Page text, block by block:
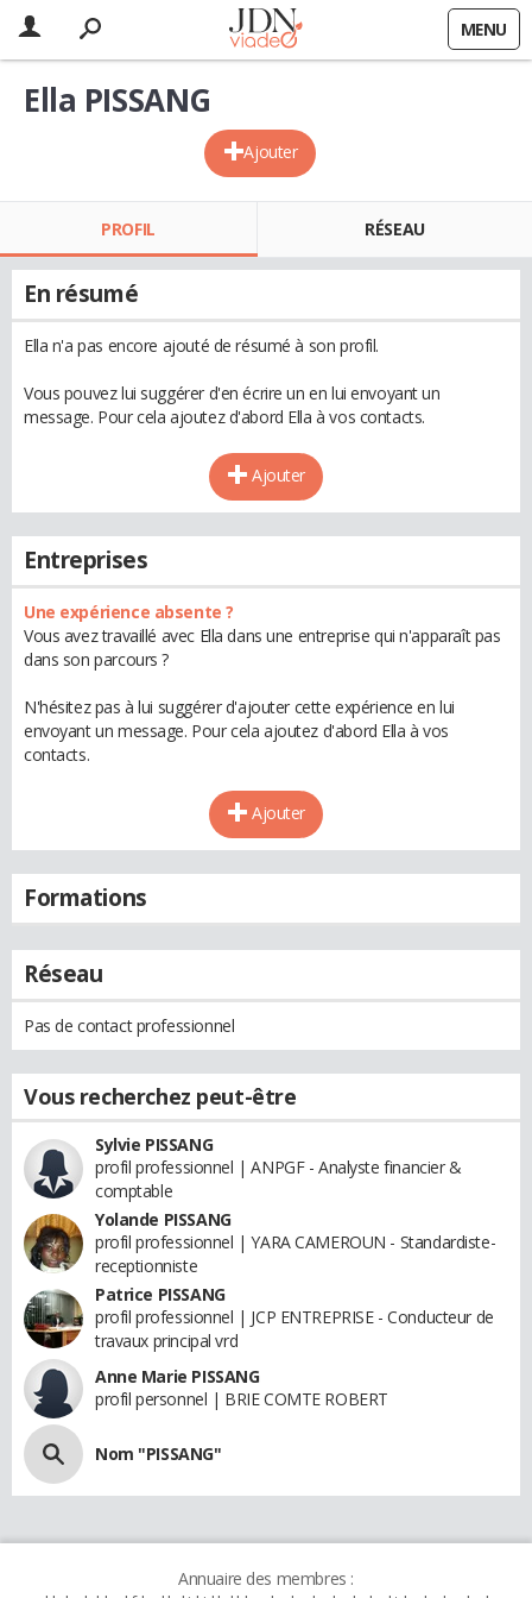
MENU
Ajouter
Ella PISSANG
PROFIL RÉSEAU
En résumé
Ella n'a pas encore ajouté de résumé à son profil.
Vous pouvez lui suggérer d'en écrire un en lui envoyant un
message. Pour cela ajoutez d'abord Ella à vos contacts.
Ajouter
Entreprises
Une expérience absente ?
Vous avez travaillé avec Ella dans une entreprise qui n'apparaît pas
dans son parcours ?
N'hésitez pas à lui suggérer d'ajouter cette expérience en lui
envoyant un message. Pour cela ajoutez d'abord Ella à vos
contacts.
Ajouter
Formations
Réseau
Pas de contact professionnel
Vous recherchez peut-être
Sylvie PISSANG
profil professionnel | ANPGF - Analyste financier &
comptable
Yolande PISSANG
profil professionnel | YARA CAMEROUN - Standardiste-
receptionniste
Patrice PISSANG
profil professionnel | JCP ENTREPRISE - Conducteur de
travaux principal vrd
Anne Marie PISSANG
profil personnel | BRIE COMTE ROBERT
Nom "PISSANG"
Annuaire des membres :